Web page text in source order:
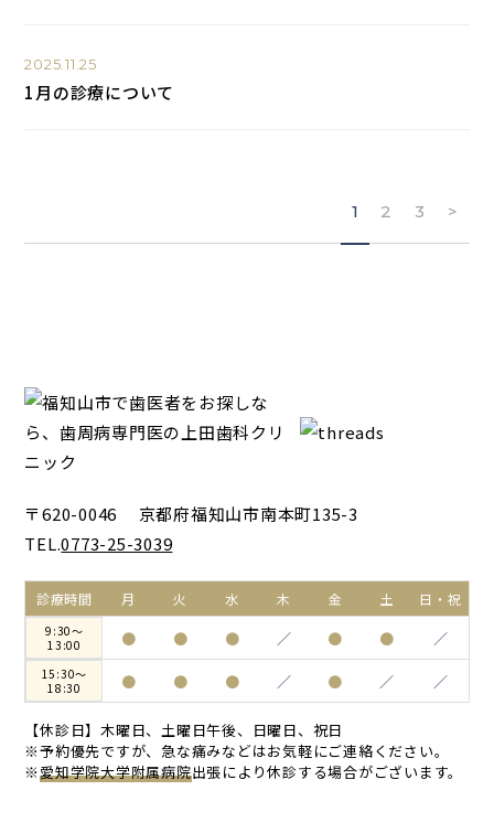
2025.11.25
1月の診療について
1 2 3 >
〒620-0046 京都府福知山市南本町135-3
TEL.0773-25-3039
診療時間 月 火 水 木 金 土 日・祝
9:30～
13:00
● ● ● ／ ● ● ／
15:30～
18:30
● ● ● ／ ● ／ ／
【休診日】木曜日、土曜日午後、日曜日、祝日
※予約優先ですが、急な痛みなどはお気軽にご連絡ください。
※愛知学院大学附属病院出張により休診する場合がございます。